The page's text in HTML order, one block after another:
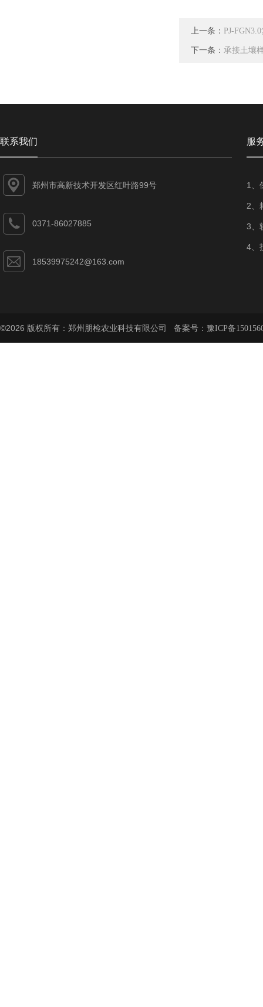
上一条： PJ-
下一条： 承接土壤
联系我们
郑州市高新技术开发区红叶路99号
0371-86027885
18539975242@163.com
服
1、
2、
3、
4、
©2026 版权所有：郑州朋检农业科技有限公司 备案号： 豫ICP备